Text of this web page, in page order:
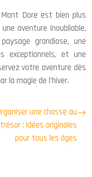
Mont Dore est bien plus
aventure inoubliable,
grandiose, une
exceptionnels, et une
votre aventure dès
la magie de l’hiver.
une chasse au
trésor : idées originales
pour tous les âges